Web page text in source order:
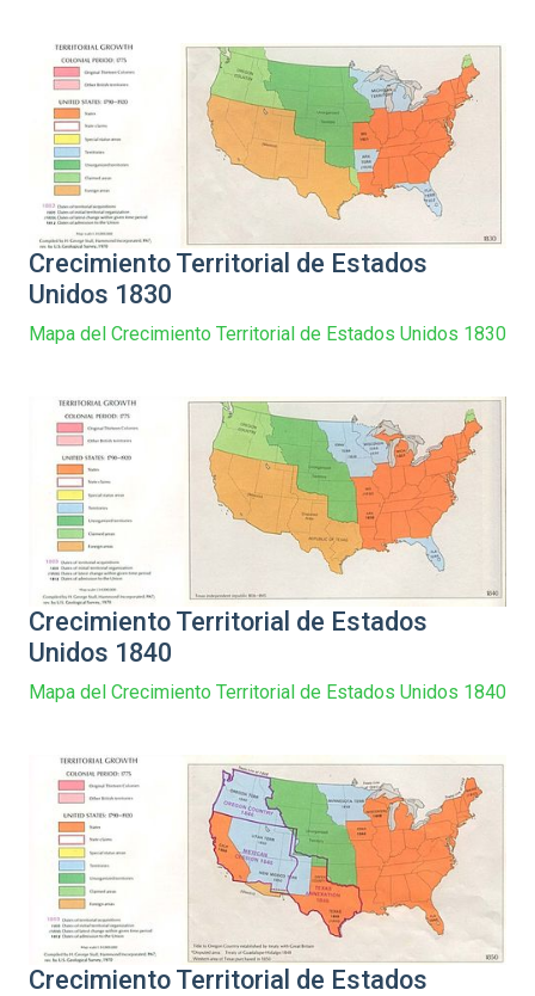
Crecimiento Territorial de Estados
Unidos 1830
Mapa del Crecimiento Territorial de Estados Unidos 1830
Crecimiento Territorial de Estados
Unidos 1840
Mapa del Crecimiento Territorial de Estados Unidos 1840
Crecimiento Territorial de Estados